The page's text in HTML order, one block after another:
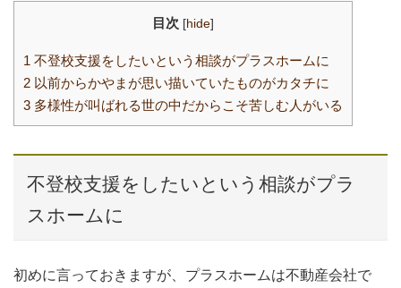
目次 [hide]
1 不登校支援をしたいという相談がプラスホームに
2 以前からかやまが思い描いていたものがカタチに
3 多様性が叫ばれる世の中だからこそ苦しむ人がいる
不登校支援をしたいという相談がプラ
スホームに
初めに言っておきますが、プラスホームは不動産会社で